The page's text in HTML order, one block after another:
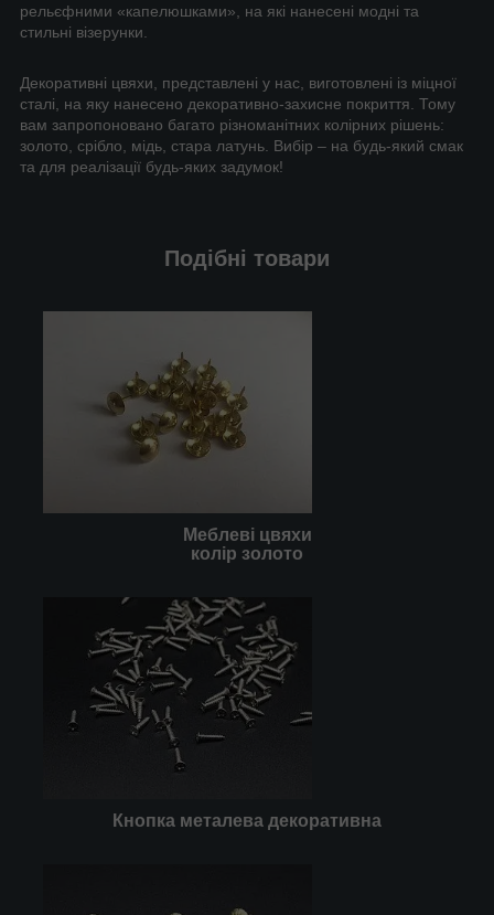
рельєфними «капелюшками», на які нанесені модні та
стильні візерунки.
Декоративні цвяхи, представлені у нас, виготовлені із міцної
сталі, на яку нанесено декоративно-захисне покриття. Тому
вам запропоновано багато різноманітних колірних рішень:
золото, срібло, мідь, стара латунь. Вибір – на будь-який смак
та для реалізації будь-яких задумок!
Подібні товари
Меблеві цвяхи
колір золото
Кнопка металева декоративна